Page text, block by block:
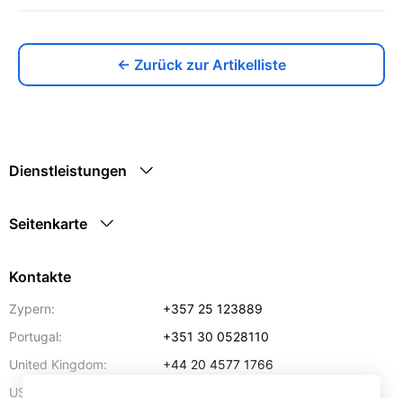
← Zurück zur Artikelliste
Dienstleistungen
Seitenkarte
Kontakte
Zypern:
+357 25 123889
Portugal:
+351 30 0528110
United Kingdom:
+44 20 4577 1766
USA: